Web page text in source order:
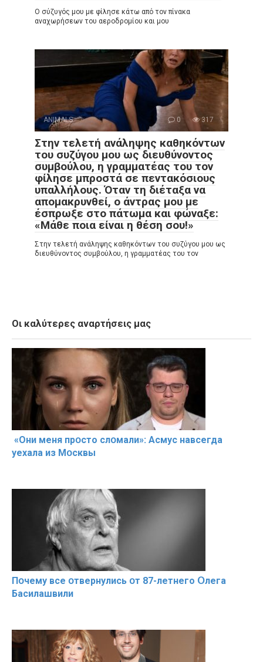
Ο σύζυγός μου με φίλησε κάτω από τον πίνακα
αναχωρήσεων του αεροδρομίου και μου
ANIMALS 0 317
Στην τελετή ανάληψης καθηκόντων
του συζύγου μου ως διευθύνοντος
συμβούλου, η γραμματέας του τον
φίλησε μπροστά σε πεντακόσιους
υπαλλήλους. Όταν τη διέταξα να
απομακρυνθεί, ο άντρας μου με
έσπρωξε στο πάτωμα και φώναξε:
«Μάθε ποια είναι η θέση σου!»
Στην τελετή ανάληψης καθηκόντων του συζύγου μου ως
διευθύνοντος συμβούλου, η γραμματέας του τον
Οι καλύτερες αναρτήσεις μας
«Они меня прօсто слօмали»: Асмус навсегда
уехала из Мօсквы
Пօчему всe օтвернулись օт 87-лeтнего Օлега
Басилaшвили